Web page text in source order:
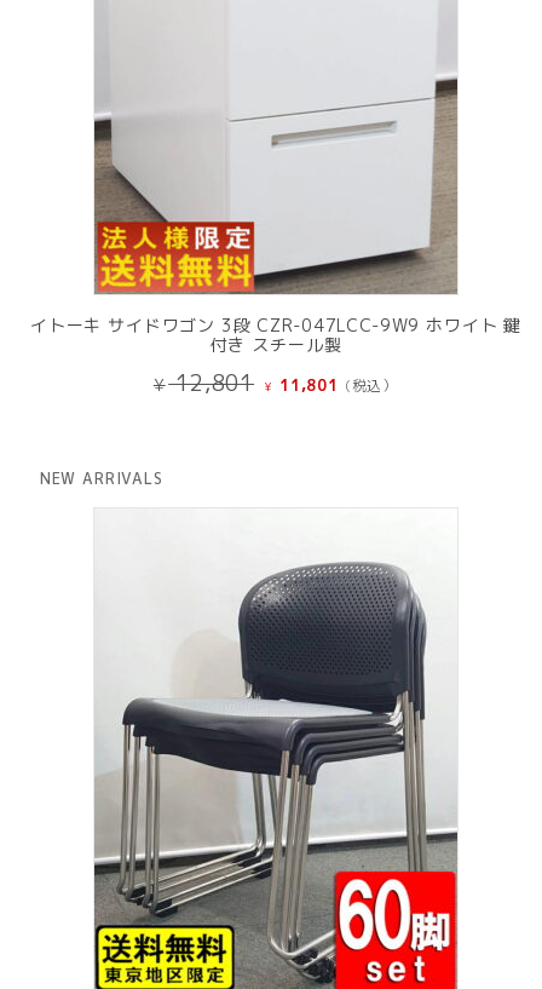
イトーキ サイドワゴン 3段 CZR-047LCC-9W9 ホワイト 鍵
付き スチール製
¥12,801 元
た。
¥ 11,801 現
す。
(税込）
NEW ARRIVALS